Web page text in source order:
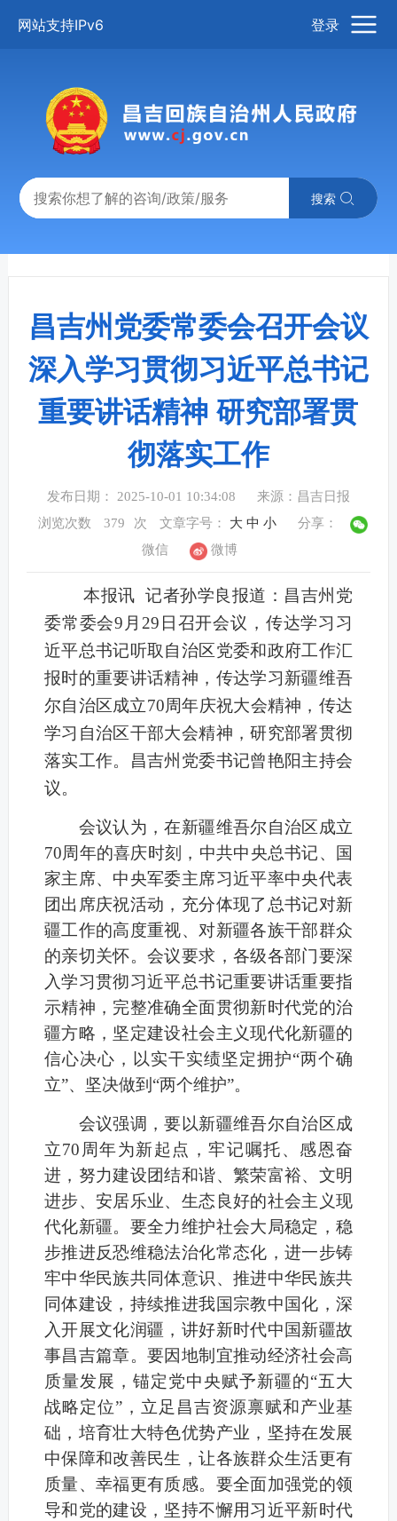
网站支持IPv6 登录
搜索
昌吉州党委常委会召开会议
深入学习贯彻习近平总书记
重要讲话精神 研究部署贯
彻落实工作
发布日期： 2025-10-01 10:34:08
来源：昌吉日报
浏览次数
379 次 文章字号： 大 中 小
分享：
微信
微博
本报讯 记者孙学良报道：昌吉州党
委常委会9月29日召开会议，传达学习习
近平总书记听取自治区党委和政府工作汇
报时的重要讲话精神，传达学习新疆维吾
尔自治区成立70周年庆祝大会精神，传达
学习自治区干部大会精神，研究部署贯彻
落实工作。昌吉州党委书记曾艳阳主持会
议。
会议认为，在新疆维吾尔自治区成立
70周年的喜庆时刻，中共中央总书记、国
家主席、中央军委主席习近平率中央代表
团出席庆祝活动，充分体现了总书记对新
疆工作的高度重视、对新疆各族干部群众
的亲切关怀。会议要求，各级各部门要深
入学习贯彻习近平总书记重要讲话重要指
示精神，完整准确全面贯彻新时代党的治
疆方略，坚定建设社会主义现代化新疆的
信心决心，以实干实绩坚定拥护“两个确
立”、坚决做到“两个维护”。
会议强调，要以新疆维吾尔自治区成
立70周年为新起点，牢记嘱托、感恩奋
进，努力建设团结和谐、繁荣富裕、文明
进步、安居乐业、生态良好的社会主义现
代化新疆。要全力维护社会大局稳定，稳
步推进反恐维稳法治化常态化，进一步铸
牢中华民族共同体意识、推进中华民族共
同体建设，持续推进我国宗教中国化，深
入开展文化润疆，讲好新时代中国新疆故
事昌吉篇章。要因地制宜推动经济社会高
质量发展，锚定党中央赋予新疆的“五大
战略定位”，立足昌吉资源禀赋和产业基
础，培育壮大特色优势产业，坚持在发展
中保障和改善民生，让各族群众生活更有
质量、幸福更有质感。要全面加强党的领
导和党的建设，坚持不懈用习近平新时代